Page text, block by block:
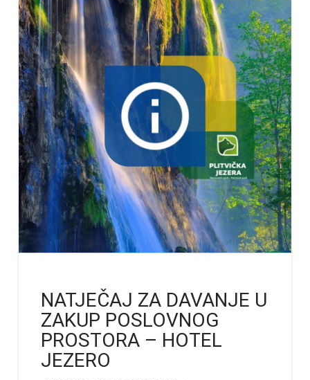
NATJEČAJ ZA DAVANJE U
ZAKUP POSLOVNOG
PROSTORA – HOTEL
JEZERO